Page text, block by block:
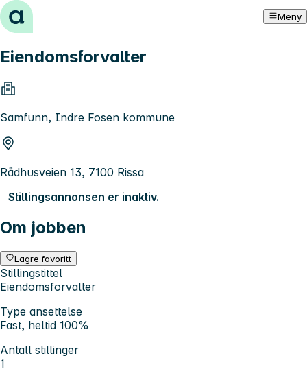
Hopp til innhold Meny
Eiendomsforvalter
Samfunn, Indre Fosen kommune
Rådhusveien 13, 7100 Rissa
Stillingsannonsen er inaktiv.
Om jobben
Lagre favoritt
Stillingstittel
Eiendomsforvalter
Type ansettelse
Fast, heltid 100%
Antall stillinger
1